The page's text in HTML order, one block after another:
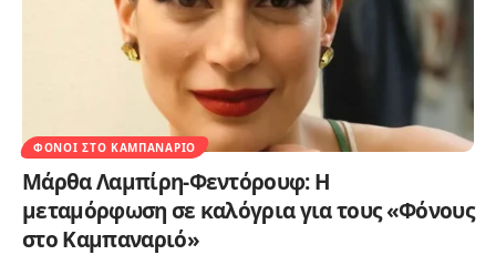
ΦΌΝΟΙ ΣΤΟ ΚΑΜΠΑΝΑΡΙΌ
Μάρθα Λαμπίρη-Φεντόρουφ: Η
μεταμόρφωση σε καλόγρια για τους «Φόνους
στο Καμπαναριό»